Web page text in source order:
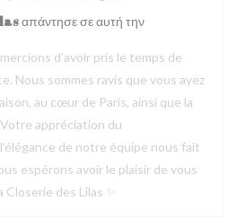
απάντησε σε αυτή την
d’avoir pris le temps de
Nous sommes ravis que vous ayez
au cœur de Paris, ainsi que la
appréciation du
de notre équipe nous fait
espérons avoir le plaisir de vous
des Lilas ✨